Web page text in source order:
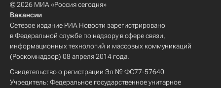
© 2026 МИА «Россия сегодня»
Вакансии
Сетевое издание РИА Новости зарегистрировано
в Федеральной службе по надзору в сфере связи,
информационных технологий и массовых коммуникаций
(Роскомнадзор) 08 апреля 2014 года.
Свидетельство о регистрации Эл № ФС77-57640
Учредитель: Федеральное государственное унитарное